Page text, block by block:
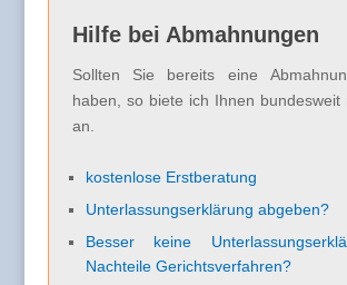
Hilfe bei Abmahnungen
Sollten Sie bereits eine
haben, so biete ich Ihnen bundesweit
an.
kostenlose Erstberatung
Unterlassungserklärung abgeben?
Besser keine
Nachteile Gerichtsverfahren?